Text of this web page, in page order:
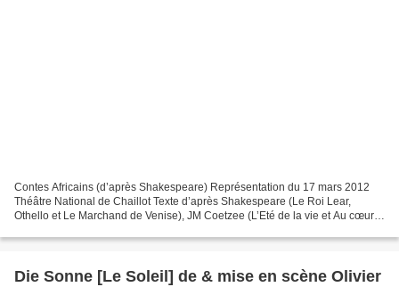
Contes Africains (d’après Shakespeare) Représentation du 17 mars 2012
Théâtre National de Chaillot Texte d’après Shakespeare (Le Roi Lear,
Othello et Le Marchand de Venise), JM Coetzee (L’Eté de la vie et Au cœur
Die Sonne [Le Soleil] de & mise en scène Olivier